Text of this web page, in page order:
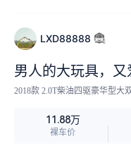
LXD88888
男人的大玩具，
2018款 2.0T柴油四驱豪华型大
11.88万
裸车价